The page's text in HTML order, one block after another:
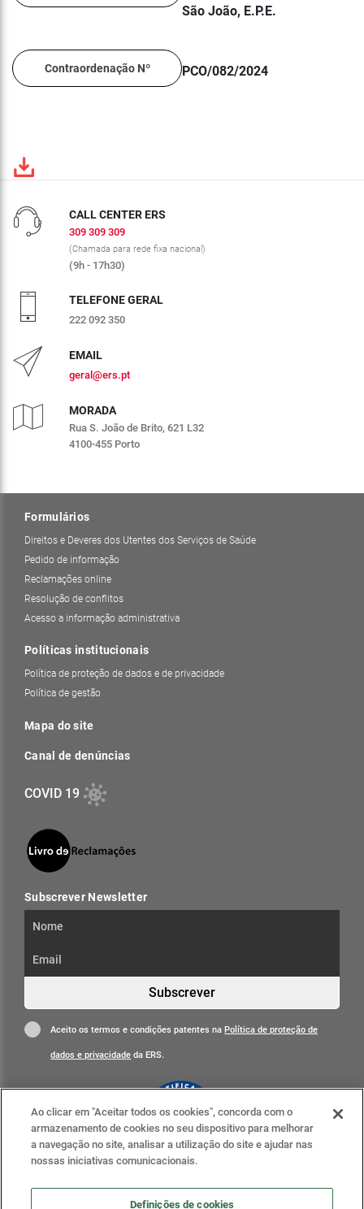
São João, E.P.E.
Contraordenação Nº PCO/082/2024
CALL CENTER ERS
309 309 309
(Chamada para rede fixa nacional)
(9h - 17h30)
TELEFONE GERAL
222 092 350
EMAIL
geral@ers.pt
MORADA
Rua S. João de Brito, 621 L32
4100-455 Porto
Formulários
Direitos e Deveres dos Utentes dos Serviços de Saúde
Pedido de informação
Reclamações online
Resolução de conflitos
Acesso a informação administrativa
Políticas institucionais
Política de proteção de dados e de privacidade
Política de gestão
Mapa do site
Canal de denúncias
COVID 19
Subscrever Newsletter
Subscrever
Aceito os termos e condições patentes naPolítica de proteção de
dados e privacidade da ERS.
Clique para mais informações
ERS nas redes sociais
Ao clicar em "Aceitar todos os cookies", concorda com o
armazenamento de cookies no seu dispositivo para melhorar
a navegação no site, analisar a utilização do site e ajudar nas
nossas iniciativas comunicacionais.
Definições de cookies